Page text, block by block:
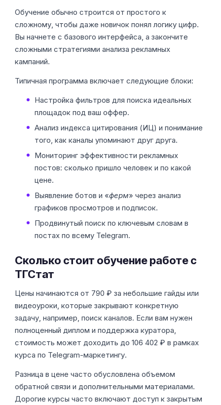
Обучение обычно строится от простого к
сложному, чтобы даже новичок понял логику цифр.
Вы начнете с базового интерфейса, а закончите
сложными стратегиями анализа рекламных
кампаний.
Типичная программа включает следующие блоки:
Настройка фильтров для поиска идеальных
площадок под ваш оффер.
Анализ индекса цитирования (ИЦ) и понимание
того, как каналы упоминают друг друга.
Мониторинг эффективности рекламных
постов: сколько пришло человек и по какой
цене.
Выявление ботов и «ферм» через анализ
графиков просмотров и подписок.
Продвинутый поиск по ключевым словам в
постах по всему Telegram.
Сколько стоит обучение работе с
ТГСтат
Цены начинаются от 790 ₽ за небольшие гайды или
видеоуроки, которые закрывают конкретную
задачу, например, поиск каналов. Если вам нужен
полноценный диплом и поддержка куратора,
стоимость может доходить до 106 402 ₽ в рамках
курса по Telegram-маркетингу.
Разница в цене часто обусловлена объемом
обратной связи и дополнительными материалами.
Дорогие курсы часто включают доступ к закрытым